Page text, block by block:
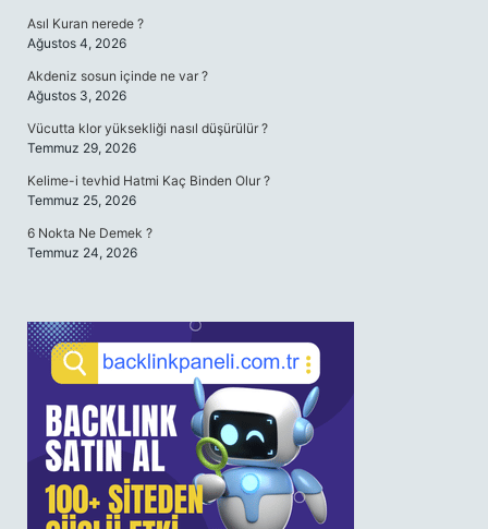
Asıl Kuran nerede ?
Ağustos 4, 2026
Akdeniz sosun içinde ne var ?
Ağustos 3, 2026
Vücutta klor yüksekliği nasıl düşürülür ?
Temmuz 29, 2026
Kelime-i tevhid Hatmi Kaç Binden Olur ?
Temmuz 25, 2026
6 Nokta Ne Demek ?
Temmuz 24, 2026